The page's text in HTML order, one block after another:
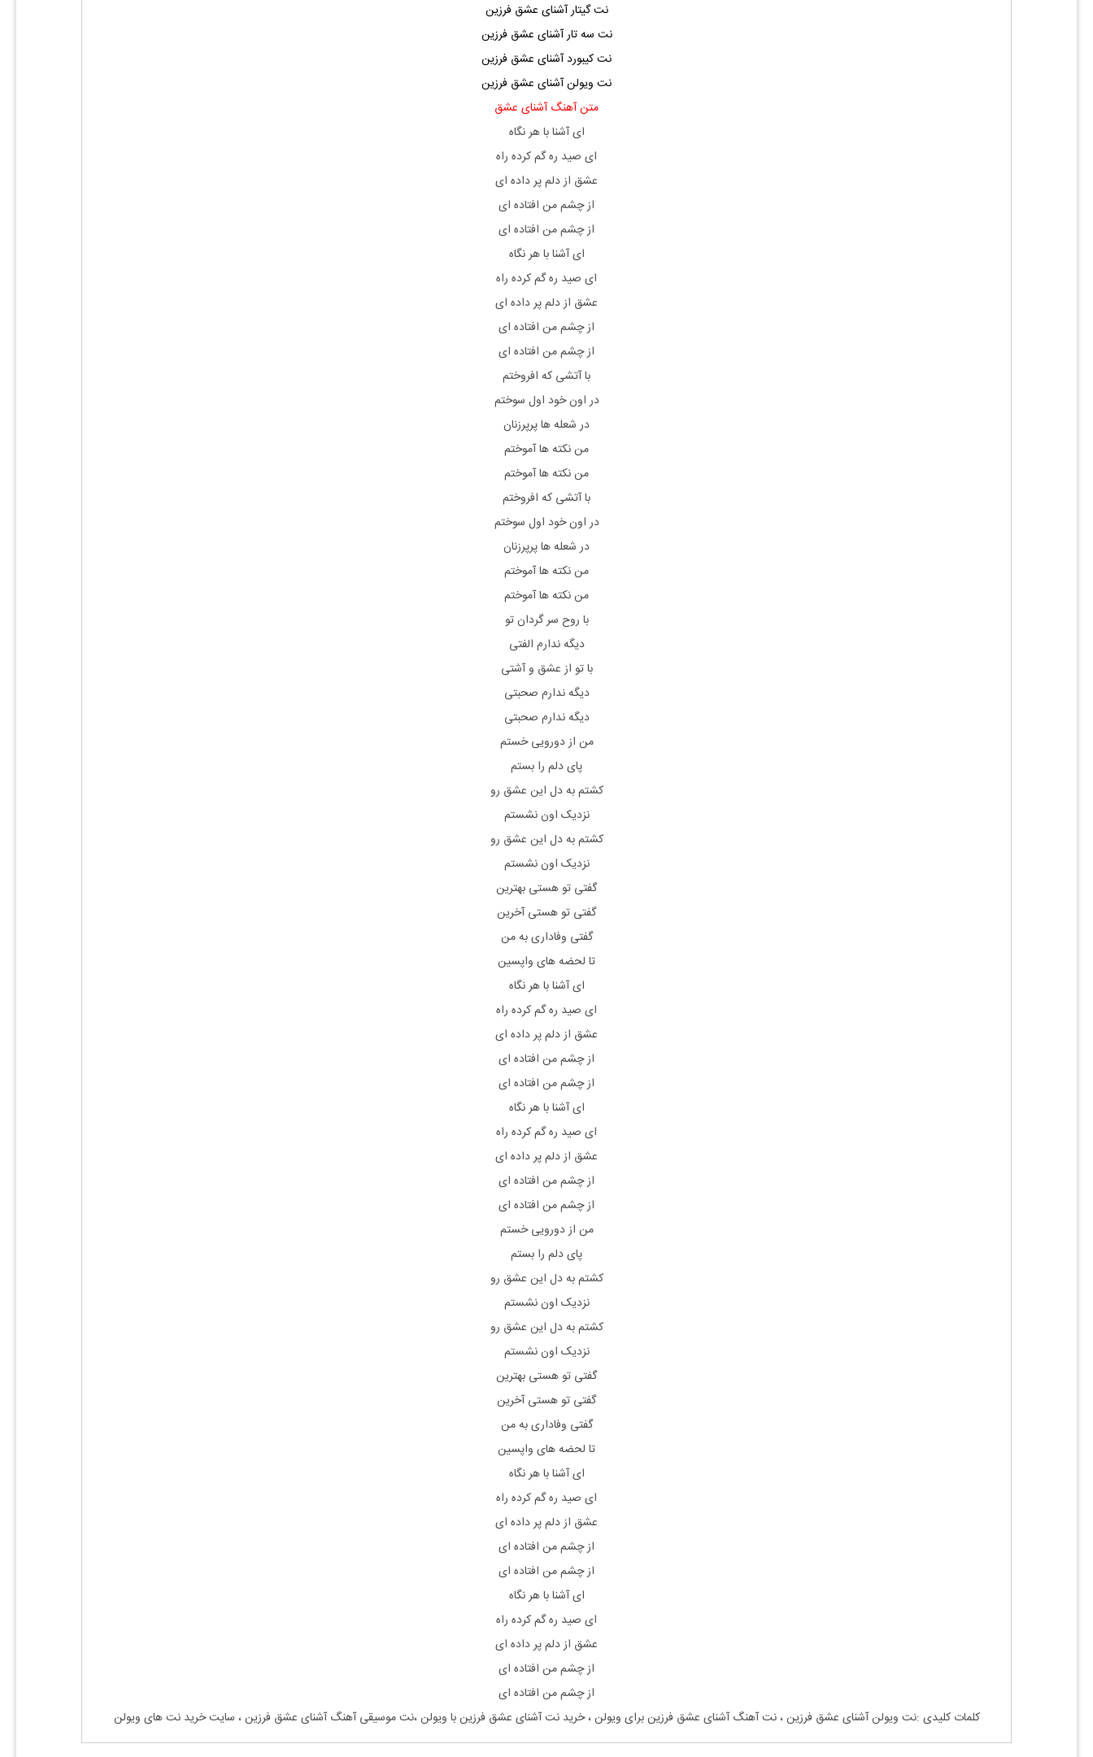
نت گیتار آشنای عشق فرزین
نت سه تار آشنای عشق فرزین
نت کیبورد آشنای عشق فرزین
نت ویولن آشنای عشق فرزین
متن آهنگ آشنای عشق
ای آشنا با هر نگاه
ای صید ره گم کرده راه
عشق از دلم پر داده ای
از چشم من افتاده ای
از چشم من افتاده ای
ای آشنا با هر نگاه
ای صید ره گم کرده راه
عشق از دلم پر داده ای
از چشم من افتاده ای
از چشم من افتاده ای
با آتشی که افروختم
در اون خود اول سوختم
در شعله ها پرپرزنان
من نکته ها آموختم
من نکته ها آموختم
با آتشی که افروختم
در اون خود اول سوختم
در شعله ها پرپرزنان
من نکته ها آموختم
من نکته ها آموختم
با روح سر گردان تو
دیگه ندارم الفتی
با تو از عشق و آشتی
دیگه ندارم صحبتی
دیگه ندارم صحبتی
من از دورویی خستم
پای دلم را بستم
کشتم به دل این عشق رو
نزدیک اون نشستم
کشتم به دل این عشق رو
نزدیک اون نشستم
گفتی تو هستی بهترین
گفتی تو هستی آخرین
گفتی وفاداری به من
تا لحضه های واپسین
ای آشنا با هر نگاه
ای صید ره گم کرده راه
عشق از دلم پر داده ای
از چشم من افتاده ای
از چشم من افتاده ای
ای آشنا با هر نگاه
ای صید ره گم کرده راه
عشق از دلم پر داده ای
از چشم من افتاده ای
از چشم من افتاده ای
من از دورویی خستم
پای دلم را بستم
کشتم به دل این عشق رو
نزدیک اون نشستم
کشتم به دل این عشق رو
نزدیک اون نشستم
گفتی تو هستی بهترین
گفتی تو هستی آخرین
گفتی وفاداری به من
تا لحضه های واپسین
ای آشنا با هر نگاه
ای صید ره گم کرده راه
عشق از دلم پر داده ای
از چشم من افتاده ای
از چشم من افتاده ای
ای آشنا با هر نگاه
ای صید ره گم کرده راه
عشق از دلم پر داده ای
از چشم من افتاده ای
از چشم من افتاده ای
کلمات کلیدی :نت ویولن آشنای عشق فرزین ، نت آهنگ آشنای عشق فرزین برای ویولن ، خرید نت آشنای عشق فرزین با ویولن ،نت موسیقی آهنگ آشنای عشق فرزین ، سایت خرید نت های ویولن